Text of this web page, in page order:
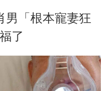
男「根本寵妻狂
了